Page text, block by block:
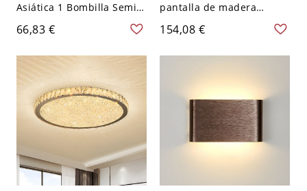
Asiática 1 Bombilla Semi
Plafón de Ratán de
Linterna en Marrón -
Marrón 110 A 120 V 48,26
cm
66,83 €
pantalla de madera
simétrica, 1 luz, para uso
residencial, cableado
directo a la red eléctrica -
154,08 €